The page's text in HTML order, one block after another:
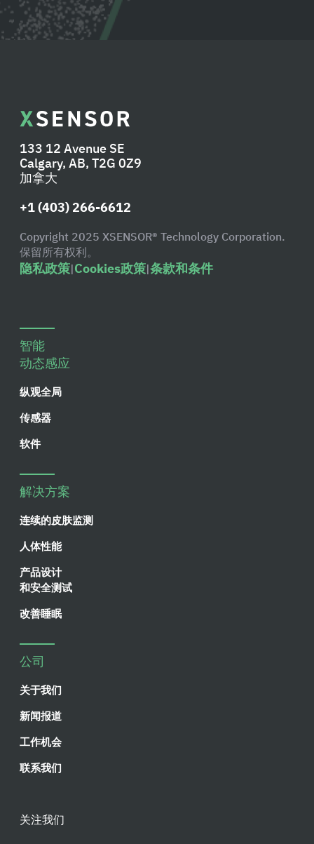
133 12 Avenue SE
Calgary, AB, T2G 0Z9
加拿大
+1 (403) 266-6612
Copyright 2025 XSENSOR® Technology Corporation.
保留所有权利。
隐私政策|Cookies政策|条款和条件
智能
动态感应
纵观全局
传感器
软件
解决方案
连续的皮肤监测
人体性能
产品设计
和安全测试
改善睡眠
公司
关于我们
新闻报道
工作机会
联系我们
关注我们